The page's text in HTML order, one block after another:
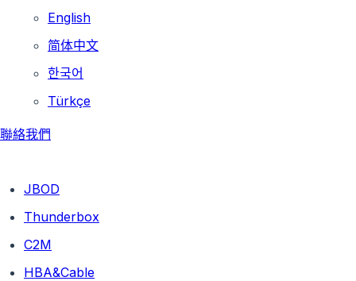
English
简体中文
한국어
Türkçe
聯絡我們
JBOD
Thunderbox
C2M
HBA&Cable